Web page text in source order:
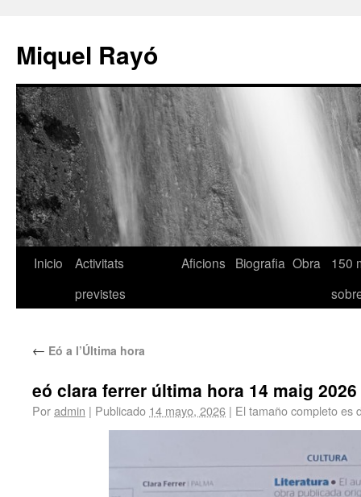
Miquel Rayó
Inicio
Activitats
previstes
Aficions Biografia Obra
150
← Eó a l’Última hora
eó clara ferrer última hora 14 maig 2026
Poradmin | Publicado 14 mayo, 2026 | El tamaño completo es